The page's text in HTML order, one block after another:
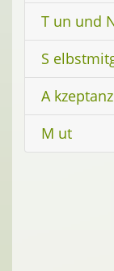
T un und
S
A kzeptanz
M ut